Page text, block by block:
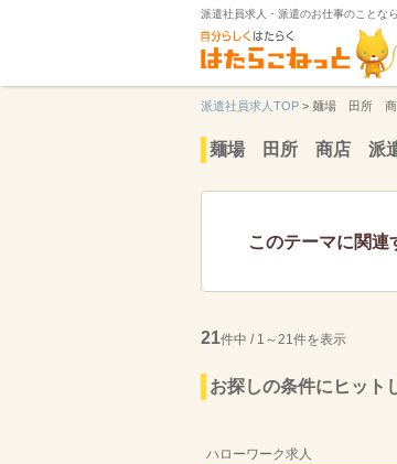
派遣社員求人・派遣のお仕事のことな
派遣社員求人TOP > 麺場 田所 商
麺場 田所 商店 派遣
このテーマに関連
21件中 / 1～21件を表示
お探しの条件にヒット
ハローワーク求人